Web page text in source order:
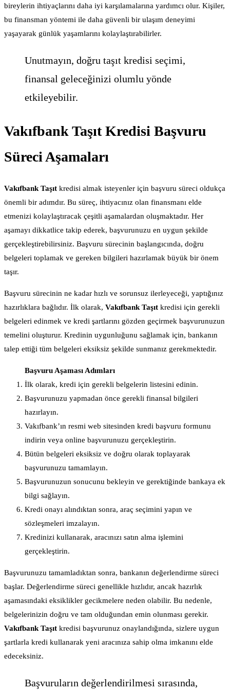
bireylerin ihtiyaçlarını daha iyi karşılamalarına yardımcı olur. Kişiler,
bu finansman yöntemi ile daha güvenli bir ulaşım deneyimi
yaşayarak günlük yaşamlarını kolaylaştırabilirler.
Unutmayın, doğru taşıt kredisi seçimi,
finansal geleceğinizi olumlu yönde
etkileyebilir.
Vakıfbank Taşıt Kredisi Başvuru
Süreci Aşamaları
Vakıfbank Taşıt kredisi almak isteyenler için başvuru süreci oldukça
önemli bir adımdır. Bu süreç, ihtiyacınız olan finansmanı elde
etmenizi kolaylaştıracak çeşitli aşamalardan oluşmaktadır. Her
aşamayı dikkatlice takip ederek, başvurunuzu en uygun şekilde
gerçekleştirebilirsiniz. Başvuru sürecinin başlangıcında, doğru
belgeleri toplamak ve gereken bilgileri hazırlamak büyük bir önem
taşır.
Başvuru sürecinin ne kadar hızlı ve sorunsuz ilerleyeceği, yaptığınız
hazırlıklara bağlıdır. İlk olarak, Vakıfbank Taşıt kredisi için gerekli
belgeleri edinmek ve kredi şartlarını gözden geçirmek başvurunuzun
temelini oluşturur. Kredinin uygunluğunu sağlamak için, bankanın
talep ettiği tüm belgeleri eksiksiz şekilde sunmanız gerekmektedir.
Başvuru Aşaması Adımları
İlk olarak, kredi için gerekli belgelerin listesini edinin.
Başvurunuzu yapmadan önce gerekli finansal bilgileri
hazırlayın.
Vakıfbank’ın resmi web sitesinden kredi başvuru formunu
indirin veya online başvurunuzu gerçekleştirin.
Bütün belgeleri eksiksiz ve doğru olarak toplayarak
başvurunuzu tamamlayın.
Başvurunuzun sonucunu bekleyin ve gerektiğinde bankaya ek
bilgi sağlayın.
Kredi onayı alındıktan sonra, araç seçimini yapın ve
sözleşmeleri imzalayın.
Kredinizi kullanarak, aracınızı satın alma işlemini
gerçekleştirin.
Başvurunuzu tamamladıktan sonra, bankanın değerlendirme süreci
başlar. Değerlendirme süreci genellikle hızlıdır, ancak hazırlık
aşamasındaki eksiklikler gecikmelere neden olabilir. Bu nedenle,
belgelerinizin doğru ve tam olduğundan emin olunması gerekir.
Vakıfbank Taşıt kredisi başvurunuz onaylandığında, sizlere uygun
şartlarla kredi kullanarak yeni aracınıza sahip olma imkanını elde
edeceksiniz.
Başvuruların değerlendirilmesi sırasında,